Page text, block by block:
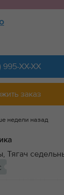
995-XX-XX
заказ
недели назад
Тягач